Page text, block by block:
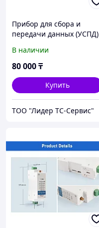
Прибор для сбора и
передачи данных (УСПД)
В наличии
80 000₸
Купить
ТОО "Лидер ТС-Сервис"